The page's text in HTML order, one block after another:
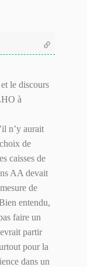
le discours
à
n’y aurait
de
caisses de
AA devait
de
entendu,
faire un
partir
pour la
dans un